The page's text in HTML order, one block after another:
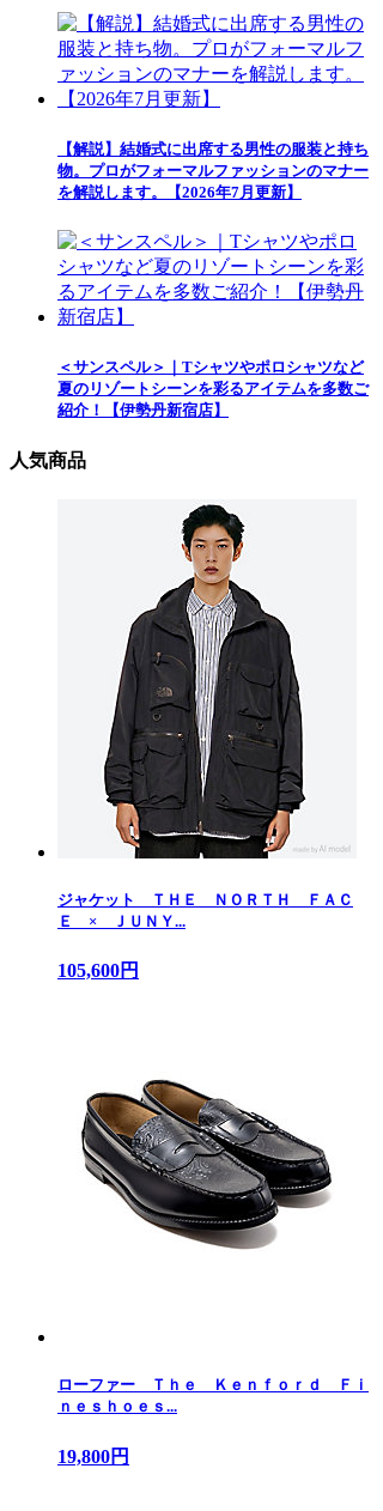
【解説】結婚式に出席する男性の服装と持ち
物。プロがフォーマルファッションのマナー
を解説します。【2026年7月更新】
＜サンスペル＞｜Tシャツやポロシャツなど
夏のリゾートシーンを彩るアイテムを多数ご
紹介！【伊勢丹新宿店】
人気商品
ジャケット ＴＨＥ ＮＯＲＴＨ ＦＡＣ
Ｅ × ＪＵＮＹ...
105,600円
ローファー Ｔｈｅ Ｋｅｎｆｏｒｄ Ｆｉ
ｎｅｓｈｏｅｓ...
19,800円